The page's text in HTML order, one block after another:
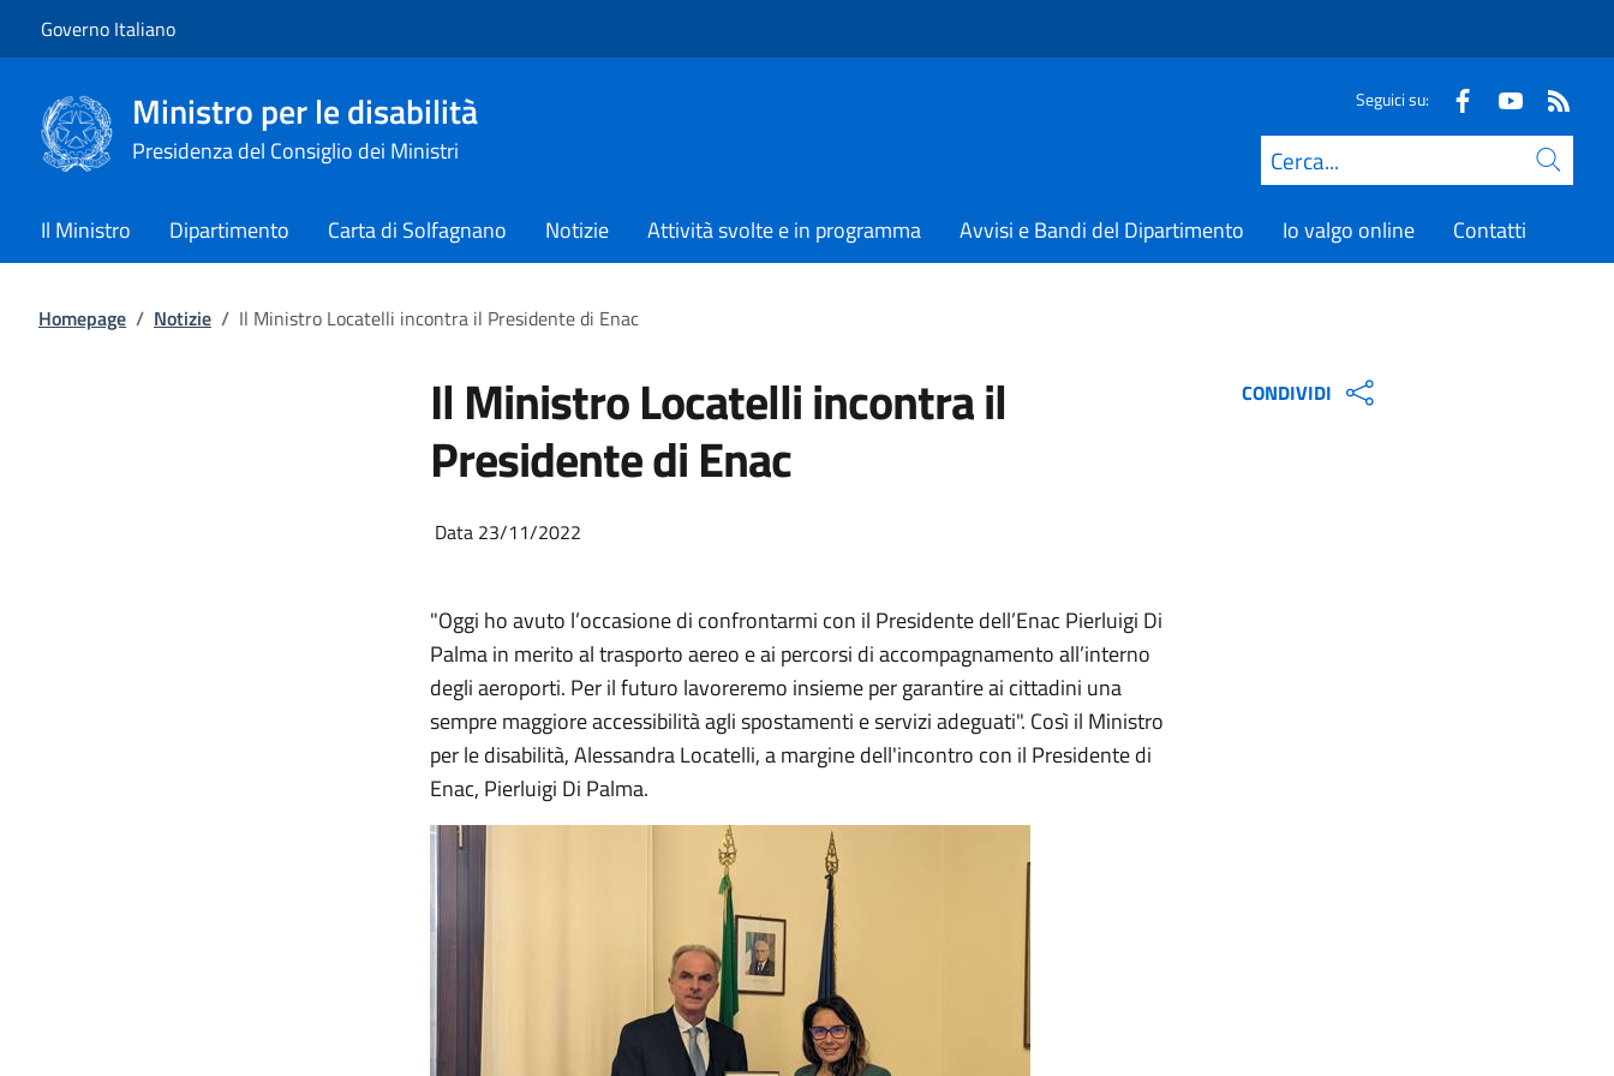
Governo Italiano
Ministro per le disabilità
Presidenza del Consiglio dei Ministri
Seguici su:
Cerca
Il Ministro Dipartimento Carta di Solfagnano Notizie Attività svolte e in programma Avvisi e Bandi del Dipartimento Io valgo online Contatti
Homepage / Notizie / Il Ministro Locatelli incontra il Presidente di Enac
Il Ministro Locatelli incontra il
Presidente di Enac
Data 23/11/2022
"Oggi ho avuto l’occasione di confrontarmi con il Presidente dell’Enac Pierluigi Di
Palma in merito al trasporto aereo e ai percorsi di accompagnamento all’interno
degli aeroporti. Per il futuro lavoreremo insieme per garantire ai cittadini una
sempre maggiore accessibilità agli spostamenti e servizi adeguati". Così il Ministro
per le disabilità, Alessandra Locatelli, a margine dell'incontro con il Presidente di
Enac, Pierluigi Di Palma.
CONDIVIDI